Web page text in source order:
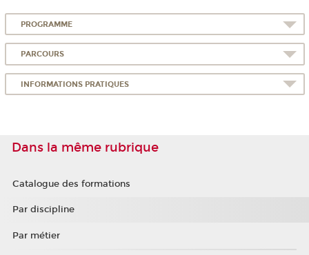
PROGRAMME
PARCOURS
INFORMATIONS PRATIQUES
Dans la même rubrique
Catalogue des formations
Par discipline
Par métier